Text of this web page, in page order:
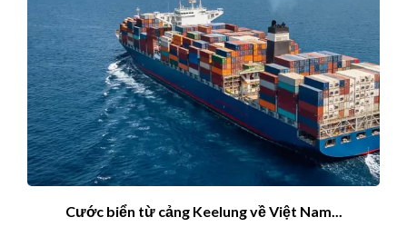
Cước biển từ cảng Keelung về Việt Nam...